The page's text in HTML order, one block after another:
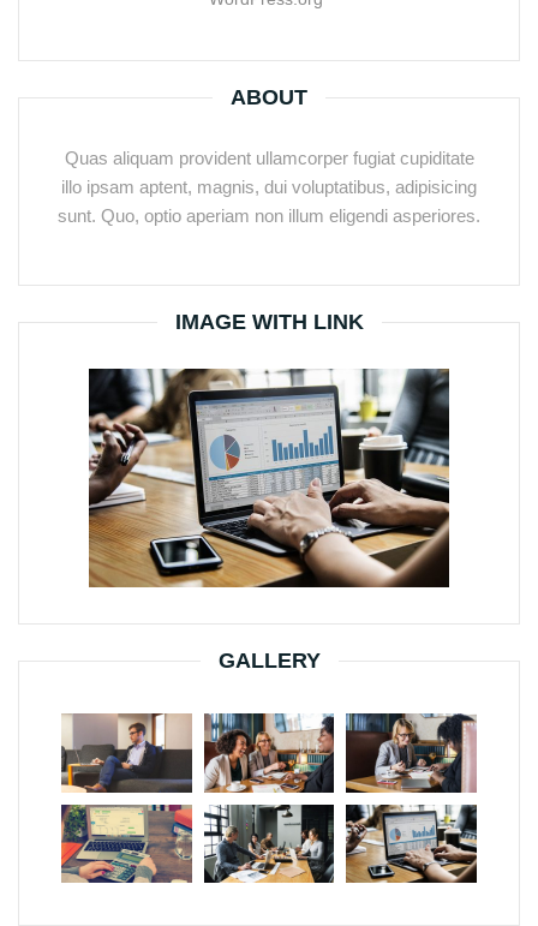
ABOUT
Quas aliquam provident ullamcorper fugiat cupiditate
illo ipsam aptent, magnis, dui voluptatibus, adipisicing
sunt. Quo, optio aperiam non illum eligendi asperiores.
IMAGE WITH LINK
GALLERY